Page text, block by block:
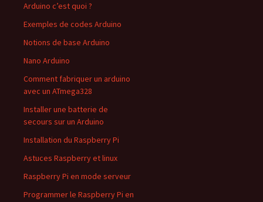
Arduino c’est quoi ?
Exemples de codes Arduino
Notions de base Arduino
Nano Arduino
Comment fabriquer un arduino
avec un ATmega328
Installer une batterie de
secours sur un Arduino
Installation du Raspberry Pi
Astuces Raspberry et linux
Raspberry Pi en mode serveur
Programmer le Raspberry Pi en